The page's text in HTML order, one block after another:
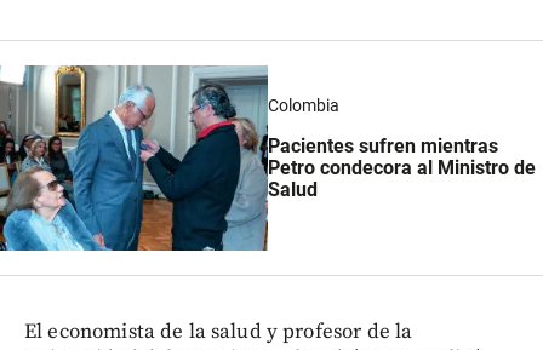
Colombia
Pacientes sufren mientras
Petro condecora al Ministro de
Salud
El economista de la salud y profesor de la